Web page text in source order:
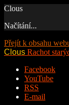
Clous
Načítání...
Přejít k obsahu
Clous Rachot
Facebook
YouTube
RSS
E-mail